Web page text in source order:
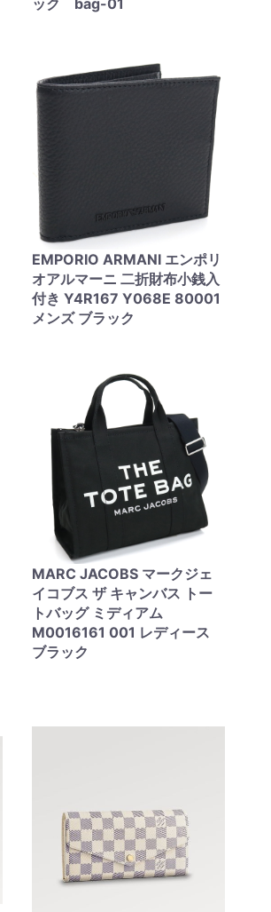
ック bag-01
EMPORIO ARMANI エンポリ
オアルマーニ 二折財布小銭入
付き Y4R167 Y068E 80001
メンズ ブラック
MARC JACOBS マークジェ
イコブス ザ キャンバス トー
トバッグ ミディアム
M0016161 001 レディース
ブラック